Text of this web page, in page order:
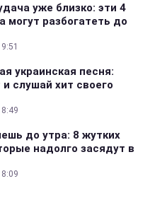
уже близко: эти 4
могут разбогатеть до
украинская песня:
слушай хит своего
до утра: 8 жутких
надолго засядут в